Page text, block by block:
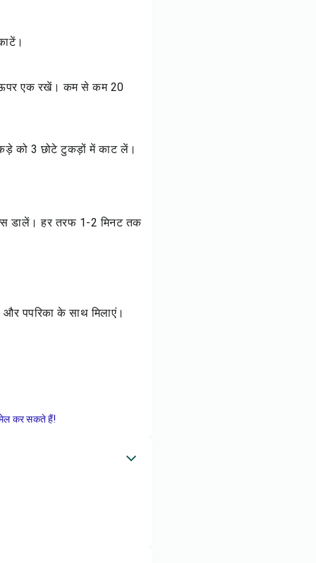
एक रखें। कम से कम 20
को 3 छोटे टुकड़ों में काट लें।
डालें। हर तरफ 1-2 मिनट तक
पपरिका के साथ मिलाएं।
कर सकते हैं!